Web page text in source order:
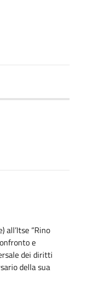
all’Itse “Rino
e
dei diritti
della sua